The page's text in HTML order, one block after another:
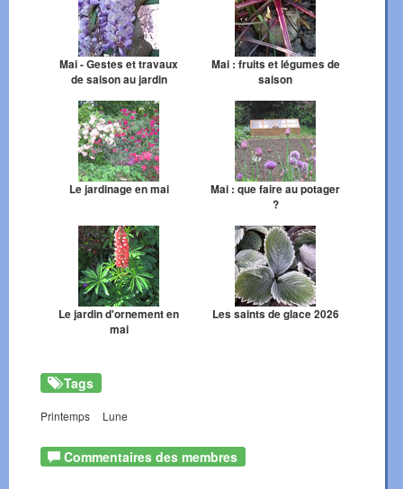
Mai - Gestes et travaux
de saison au jardin
Mai : fruits et légumes de
saison
Le jardinage en mai
Mai : que faire au potager
?
Le jardin d'ornement en
mai
Les saints de glace 2026
Tags
Printemps Lune
Commentaires des membres